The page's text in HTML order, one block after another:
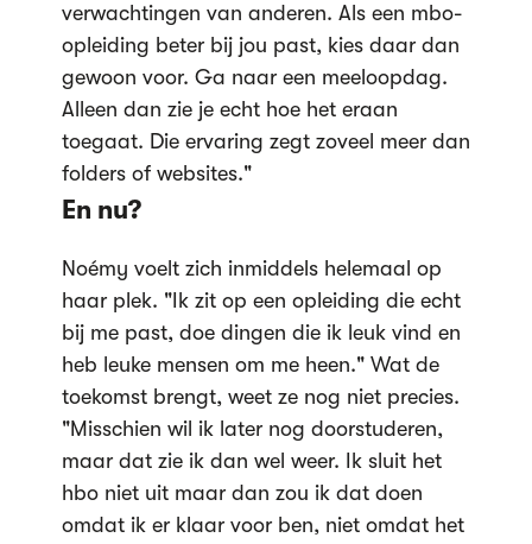
verwachtingen van anderen. Als een mbo-
opleiding beter bij jou past, kies daar dan
gewoon voor. Ga naar een meeloopdag.
Alleen dan zie je echt hoe het eraan
toegaat. Die ervaring zegt zoveel meer dan
folders of websites."
En nu?
Noémy voelt zich inmiddels helemaal op
haar plek. "Ik zit op een opleiding die echt
bij me past, doe dingen die ik leuk vind en
heb leuke mensen om me heen." Wat de
toekomst brengt, weet ze nog niet precies.
"Misschien wil ik later nog doorstuderen,
maar dat zie ik dan wel weer. Ik sluit het
hbo niet uit maar dan zou ik dat doen
omdat ik er klaar voor ben, niet omdat het